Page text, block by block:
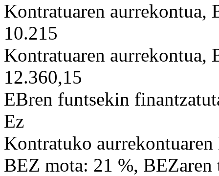
Kontratuaren aurrekontua,
10.215
Kontratuaren aurrekontua,
12.360,15
EBren funtsekin
Ez
Kontratuko
BEZ mota: 21 %, BEZaren